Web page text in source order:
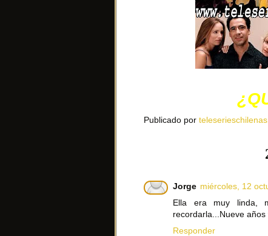
Publicado por
Jorge miércoles, 12
Ella era muy linda,
recordarla...Nueve años
Responder